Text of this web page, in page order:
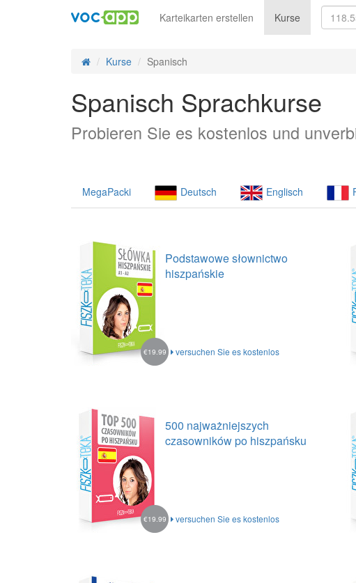
Karteikarten erstellen Kurse
Kurse Spanisch
Spanisch Sprachkurse
Probieren Sie es kostenlos und
MegaPacki Deutsch Englisch
Podstawowe słownictwo
hiszpańskie
versuchen Sie es kostenlos
€19.99
500 najważniejszych
czasowników po hiszpańsku
versuchen Sie es kostenlos
€19.99